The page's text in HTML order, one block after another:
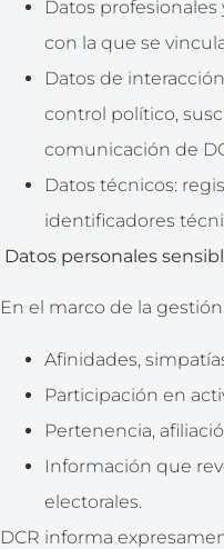
Datos
con la que se
Datos de
control político,
comunicación de
Datos técnicos:
identificadores
Datos personales
En el marco de la
Afinidades,
Participación en
Pertenencia,
Información que
electorales.
DCR informa